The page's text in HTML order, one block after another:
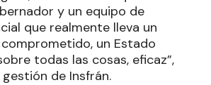
y un equipo de
que realmente lleva un
un Estado
todas las cosas, eficaz”,
de Insfrán.